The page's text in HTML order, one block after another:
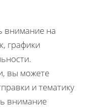
внимание на
графики
вы можете
и тематику
внимание